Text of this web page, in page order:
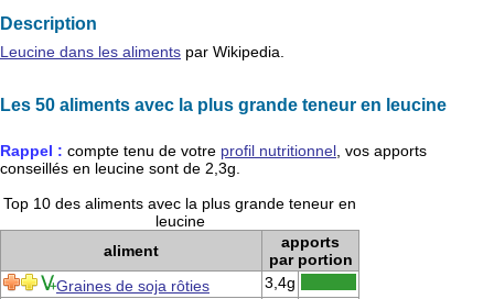
Description
Leucine dans les aliments par Wikipedia.
Les 50 aliments avec la plus grande teneur en leucine
Rappel : compte tenu de votre profil nutritionnel , vos apports
conseillés en leucine sont de 2,3g
Top 10 des aliments avec la plus grande teneur en
leucine
aliment
apports
par portion
Graines de soja rôties
3,4g